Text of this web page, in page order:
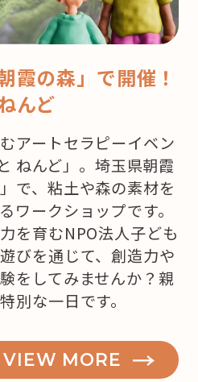
霞の森」で開催！
んど
アートセラピーイベン
ねんど」。埼玉県朝霞
で、粘土や森の素材を
ワークショップです。
を育むNPO法人子ども
びを通じて、創造力や
をしてみませんか？親
別な一日です。
VIEW MORE